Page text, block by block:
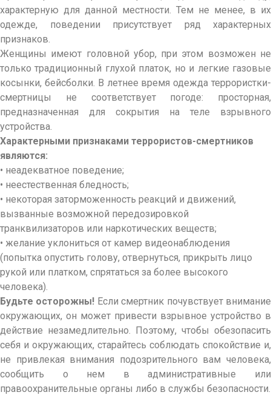
характерную для данной местности. Тем не менее, в их
одежде, поведении присутствует ряд характерных
признаков.
Женщины имеют головной убор, при этом возможен не
только традиционный глухой платок, но и легкие газовые
косынки, бейсболки. В летнее время одежда террористки-
смертницы не соответствует погоде: просторная,
предназначенная для сокрытия на теле взрывного
устройства.
Характерными признаками террористов-смертников
являются:
• неадекватное поведение;
• неестественная бледность;
• некоторая заторможенность реакций и движений,
вызванные возможной передозировкой
транквилизаторов или наркотических веществ;
• желание уклониться от камер видеонаблюдения
(попытка опустить голову, отвернуться, прикрыть лицо
рукой или платком, спрятаться за более высокого
человека).
Будьте осторожны! Если смертник почувствует внимание
окружающих, он может привести взрывное устройство в
действие незамедлительно. Поэтому, чтобы обезопасить
себя и окружающих, старайтесь соблюдать спокойствие и,
не привлекая внимания подозрительного вам человека,
сообщить о нем в административные или
правоохранительные органы либо в службы безопасности.